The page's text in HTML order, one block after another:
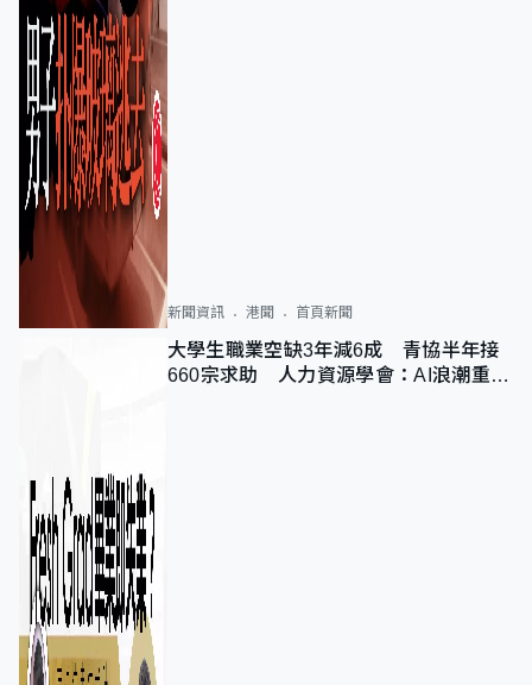
新聞資訊 港聞 首頁新聞
大學生職業空缺3年減6成 青協半年接
660宗求助 人力資源學會：AI浪潮重整